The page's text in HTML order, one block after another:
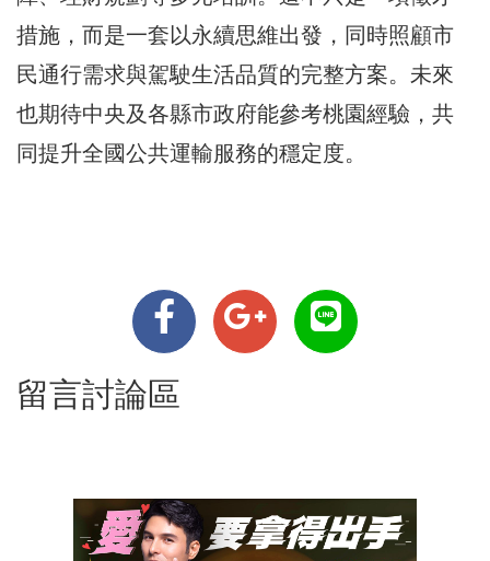
措施，而是一套以永續思維出發，同時照顧市
民通行需求與駕駛生活品質的完整方案。未來
也期待中央及各縣市政府能參考桃園經驗，共
同提升全國公共運輸服務的穩定度。
留言討論區